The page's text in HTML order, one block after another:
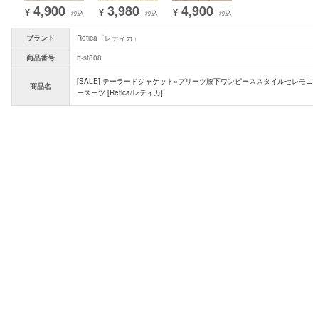
¥ 4,900 税込 ¥ 3,980 税込 ¥ 4,900 税込
ブランド
Retica「レティカ」
商品番号
rt-st808
商品名
[SALE] テーラードジャケット×プリーツ膝下ワンピーススタイルセレモニ
ースーツ [Retica/レティカ]